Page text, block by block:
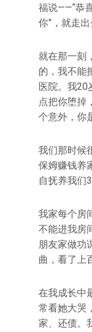
福说——“恭
你”，就走出
就在那一刻
的，我不能
医院。我20
点把你堕掉
个意外，你
我们那时候
保姆赚钱养
自抚养我们
我家每个房
不能进我房
朋友家做功
曲，看了上
在我成长中
常看她大哭
家、还债。